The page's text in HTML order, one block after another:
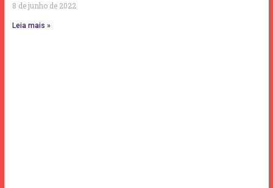
8 de junho de 2022
Leia mais »